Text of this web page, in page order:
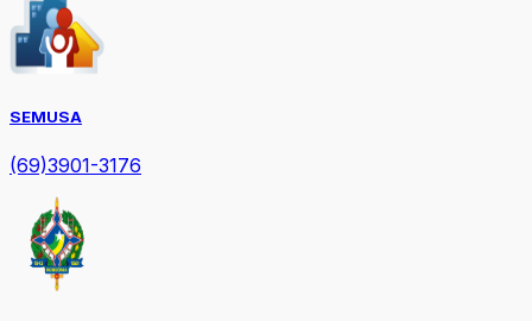
SEMUSA
(69)3901-3176